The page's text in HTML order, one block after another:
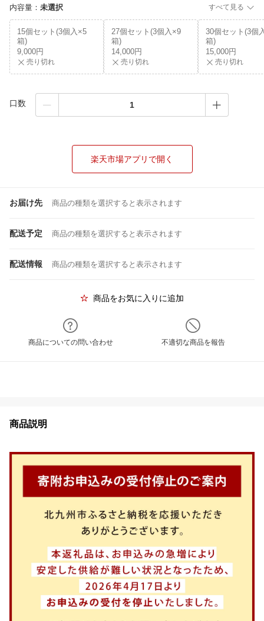
内容量 ： 未選択 すべて見る
15個セット(3個入×5
箱)
9,000円
売り切れ
27個セット(3個入×9
箱)
14,000円
売り切れ
30個セット(3個
箱)
15,000円
売り切れ
口数
楽天市場アプリで開く
お届け先 商品の種類を選択すると表示されます
配送予定 商品の種類を選択すると表示されます
配送情報 商品の種類を選択すると表示されます
商品をお気に入りに追加
商品についての問い合わせ 不適切な商品を報告
商品説明